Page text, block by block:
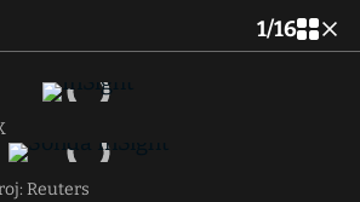
1/16
Reuters